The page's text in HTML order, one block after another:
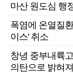
마산 원도심 행
폭염에 온열질
이스' 취소
창녕 중부내륙
의탄으로 밝혀져